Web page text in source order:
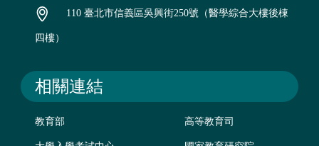
110 臺北市信義區吳興街250號（醫學綜合大樓後棟
四樓）
相關連結
教育部 高等教育司